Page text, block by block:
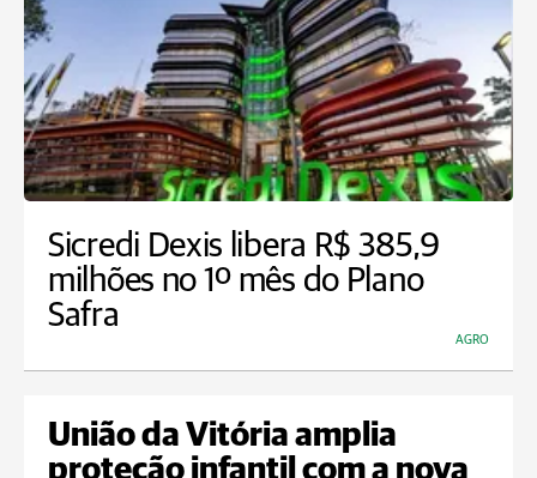
Sicredi Dexis libera R$ 385,9
milhões no 1º mês do Plano
Safra
AGRO
União da Vitória amplia
proteção infantil com a nova